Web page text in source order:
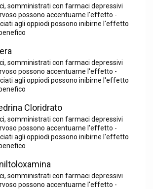
somministrati con farmaci depressivi
possono accentuarne l'effetto -
agli oppiodi possono inibirne l'effetto
somministrati con farmaci depressivi
possono accentuarne l'effetto -
agli oppiodi possono inibirne l'effetto
Cloridrato
somministrati con farmaci depressivi
possono accentuarne l'effetto -
agli oppiodi possono inibirne l'effetto
somministrati con farmaci depressivi
possono accentuarne l'effetto -